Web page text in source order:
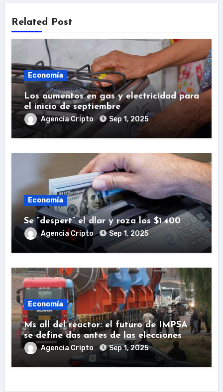
Related Post
Economía
Los aumentos en gas y electricidad para
el inicio de septiembre
Agencia Cripto Sep 1, 2025
Economía
Se “despert” el dlar y roza los $1.400
Agencia Cripto Sep 1, 2025
Economía
Ms all del reactor: el futuro de IMPSA
se define das antes de las elecciones
Agencia Cripto Sep 1, 2025